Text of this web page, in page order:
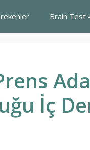
Brain Test
İç